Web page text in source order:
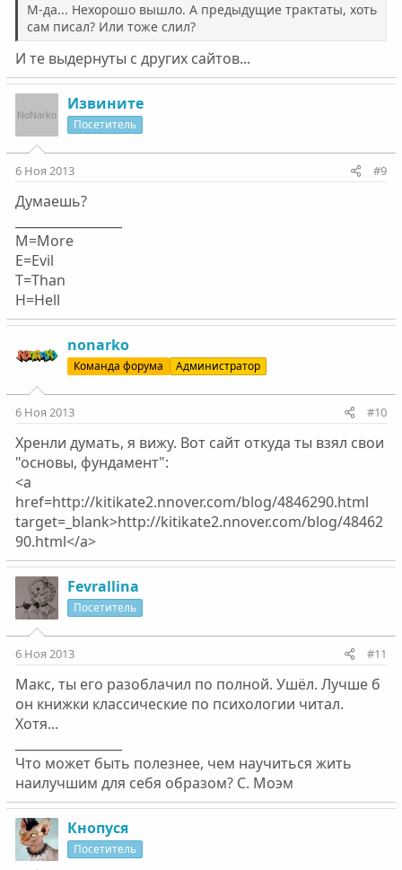
М-да... Нехорошо вышло. А предыдущие трактаты, хоть
сам писал? Или тоже слил?
И те выдернуты с других сайтов...
Извините
Посетитель
6 Ноя 2013 #9
Думаешь?
M=More
E=Evil
T=Than
H=Hell
nonarko
Команда форума Администратор
6 Ноя 2013 #10
Хренли думать, я вижу. Вот сайт откуда ты взял свои
"основы, фундамент":
<a
href=http://kitikate2.nnover.com/blog/4846290.html
target=_blank>http://kitikate2.nnover.com/blog/48462
90.html</a>
Fevrallina
Посетитель
6 Ноя 2013 #11
Макс, ты его разоблачил по полной. Ушёл. Лучше б
он книжки классические по психологии читал.
Хотя...
Что может быть полезнее, чем научиться жить
наилучшим для себя образом? С. Моэм
Кнопуся
Посетитель